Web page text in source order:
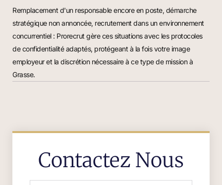
Remplacement d'un responsable encore en poste, démarche
stratégique non annoncée, recrutement dans un environnement
concurrentiel : Prorecrut gère ces situations avec les protocoles
de confidentialité adaptés, protégeant à la fois votre image
employeur et la discrétion nécessaire à ce type de mission à
Grasse.
Contactez Nous